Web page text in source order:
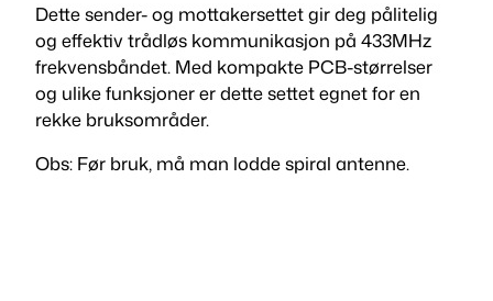
l
l
Dette sender- og mottakersettet gir deg pålitelig
og effektiv trådløs kommunikasjon på 433MHz
frekvensbåndet. Med kompakte PCB-størrelser
og ulike funksjoner er dette settet egnet for en
rekke bruksområder.
Obs: Før bruk, må man lodde spiral antenne.